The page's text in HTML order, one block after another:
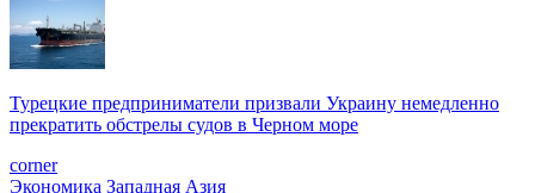
Турецкие предприниматели призвали Украину немедленно
прекратить обстрелы судов в Черном море
corner
Экономика Западная Азия